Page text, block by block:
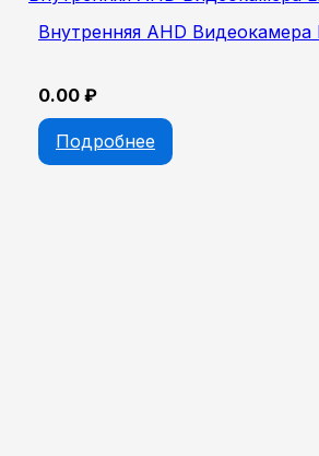
Внутренняя AHD Видеокамера
0.00 ₽
Подробнее